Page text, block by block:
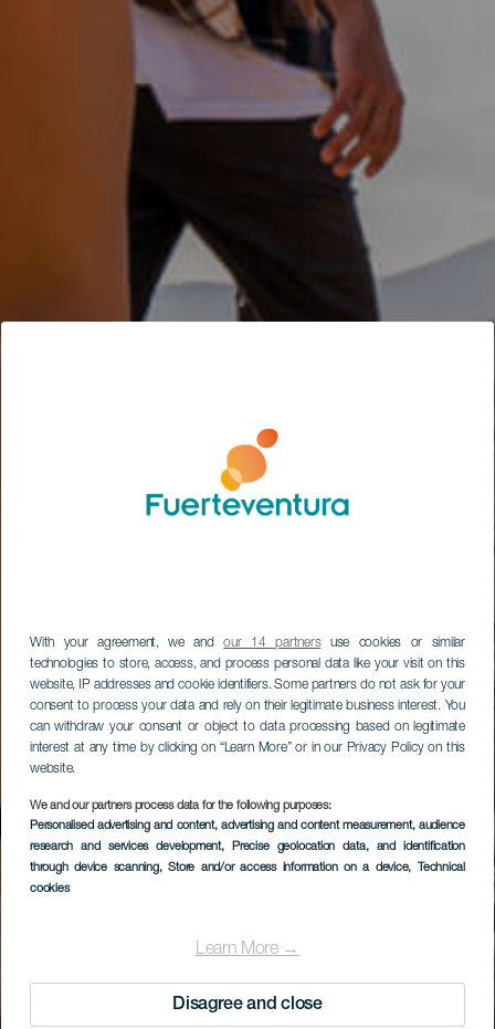
With your agreement, we andour 14 partnersuse cookies or similar
technologies to store, access, and process personal data like your visit on this
website, IP addresses and cookie identifiers. Some partners do not ask for your
consent to process your data and rely on their legitimate business interest. You
can withdraw your consent or object to data processing based on legitimate
interest at any time by clicking on “Learn More” or in our Privacy Policy on this
website.
We and our partners process data for the following purposes:
Personalised advertising and content, advertising and content measurement, audience
research and services development, Precise geolocation data, and identification
through device scanning, Store and/or access information on a device, Technical
cookies
Learn More →
Disagree and close